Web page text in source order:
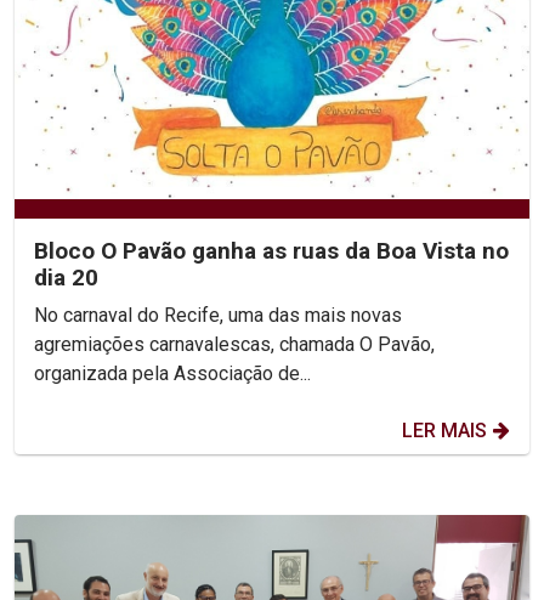
Bloco O Pavão ganha as ruas da Boa Vista no
dia 20
No carnaval do Recife, uma das mais novas
agremiações carnavalescas, chamada O Pavão,
organizada pela Associação de...
LER MAIS